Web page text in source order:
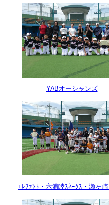
YABオーシャンズ
ｴﾚﾌｧﾝﾄ・六浦睦ｽﾈｰｸｽ・瀬ヶ崎